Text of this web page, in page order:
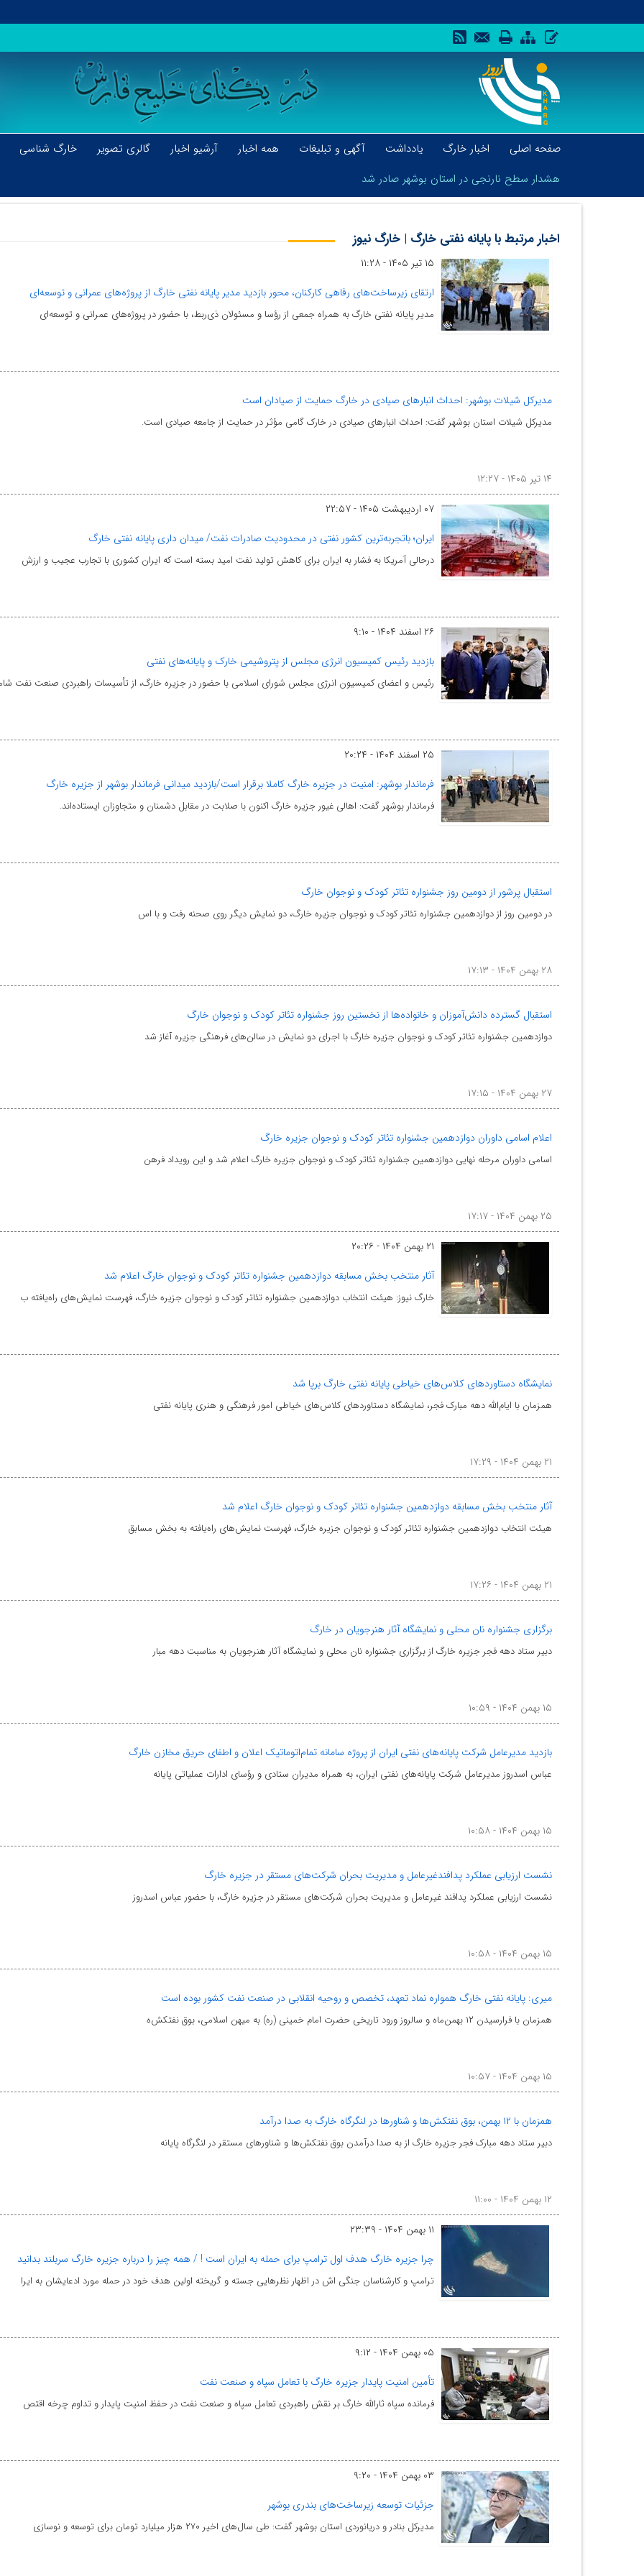
صفحه اصلی اخبار خارگ یادداشت آگهی و تبلیغات همه اخبار آرشیو اخبار گالری تصویر
خارگ شناسی
هشدار سطح نارنجی در استان بوشهر صادر شد
هشدار سطح نارنجی در استان بوشهر صادر شد
اخبار مرتبط با پایانه نفتی خارگ | خارگ نیوز
۱۵ تیر ۱۴۰۵ - ۱۱:۲۸
ارتقای زیرساخت‌های رفاهی کارکنان، محور بازدید مدیر پایانه نفتی خارگ از پروژه‌های عمرانی و توسعه‌ای
مدیر پایانه نفتی خارگ به همراه جمعی از رؤسا و مسئولان ذی‌ربط، با حضور در پروژه‌های عمرانی و توسعه‌ای
مدیرکل شیلات بوشهر: احداث انبارهای صیادی در خارگ حمایت از صیادان است
مدیرکل شیلات استان بوشهر گفت: احداث انبارهای صیادی در خارک گامی مؤثر در حمایت از جامعه صیادی است.
۱۴ تیر ۱۴۰۵ - ۱۲:۲۷
۰۷ اردیبهشت ۱۴۰۵ - ۲۲:۵۷
ایران؛ باتجربه‌ترین کشور نفتی در محدودیت‌ صادرات نفت/ میدان داری پایانه نفتی خارگ
درحالی آمریکا به فشار به ایران برای کاهش تولید نفت امید بسته است که ایران کشوری با تجارب عجیب و ارزش
۲۶ اسفند ۱۴۰۴ - ۹:۱۰
بازدید رئیس کمیسیون انرژی مجلس از پتروشیمی خارک و پایانه‌های نفتی
رئیس و اعضای کمیسیون انرژی مجلس شورای اسلامی با حضور در جزیره خارگ، از تأسیسات راهبردی صنعت نفت
۲۵ اسفند ۱۴۰۴ - ۲۰:۲۴
فرماندار بوشهر: امنیت در جزیره خارگ کاملا برقرار است/بازدید میدانی فرماندار بوشهر از جزیره خارگ
فرماندار بوشهر گفت: اهالی غیور جزیره خارگ اکنون با صلابت در مقابل دشمنان و متجاوزان ایستاده‌اند.
استقبال پرشور از دومین روز جشنواره تئاتر کودک و نوجوان خارگ
در دومین روز از دوازدهمین جشنواره تئاتر کودک و نوجوان جزیره خارگ، دو نمایش دیگر روی صحنه رفت و با اس
۲۸ بهمن ۱۴۰۴ - ۱۷:۱۳
استقبال گسترده دانش‌آموزان و خانواده‌ها از نخستین روز جشنواره تئاتر کودک و نوجوان خارگ
دوازدهمین جشنواره تئاتر کودک و نوجوان جزیره خارگ با اجرای دو نمایش در سالن‌های فرهنگی جزیره آغاز شد
۲۷ بهمن ۱۴۰۴ - ۱۷:۱۵
اعلام اسامی داوران دوازدهمین جشنواره تئاتر کودک و نوجوان جزیره خارگ
اسامی داوران مرحله نهایی دوازدهمین جشنواره تئاتر کودک و نوجوان جزیره خارگ اعلام شد و این رویداد فرهن
۲۵ بهمن ۱۴۰۴ - ۱۷:۱۷
۲۱ بهمن ۱۴۰۴ - ۲۰:۲۶
آثار منتخب بخش مسابقه دوازدهمین جشنواره تئاتر کودک و نوجوان خارگ اعلام شد
خارگ نیوز: هیئت انتخاب دوازدهمین جشنواره تئاتر کودک و نوجوان جزیره خارگ، فهرست نمایش‌های راه‌یافته ب
نمایشگاه دستاوردهای کلاس‌های خیاطی پایانه نفتی خارگ برپا شد
همزمان با ایام‌الله دهه مبارک فجر، نمایشگاه دستاوردهای کلاس‌های خیاطی امور فرهنگی و هنری پایانه نفتی
۲۱ بهمن ۱۴۰۴ - ۱۷:۲۹
آثار منتخب بخش مسابقه دوازدهمین جشنواره تئاتر کودک و نوجوان خارگ اعلام شد
هیئت انتخاب دوازدهمین جشنواره تئاتر کودک و نوجوان جزیره خارگ، فهرست نمایش‌های راه‌یافته به بخش مسابق
۲۱ بهمن ۱۴۰۴ - ۱۷:۲۶
برگزاری جشنواره نان محلی و نمایشگاه آثار هنرجویان در خارگ
دبیر ستاد دهه فجر جزیره خارگ از برگزاری جشنواره نان محلی و نمایشگاه آثار هنرجویان به مناسبت دهه مبار
۱۵ بهمن ۱۴۰۴ - ۱۰:۵۹
بازدید مدیرعامل شرکت پایانه‌های نفتی ایران از پروژه سامانه تمام‌اتوماتیک اعلان و اطفای حریق مخازن خارگ
عباس اسدروز مدیرعامل شرکت پایانه‌های نفتی ایران، به همراه مدیران ستادی و رؤسای ادارات عملیاتی پایانه
۱۵ بهمن ۱۴۰۴ - ۱۰:۵۸
نشست ارزیابی عملکرد پدافندغیرعامل و مدیریت بحران شرکت‌های مستقر در جزیره خارگ
نشست ارزیابی عملکرد پدافند غیرعامل و مدیریت بحران شرکت‌های مستقر در جزیره خارگ، با حضور عباس اسدروز
۱۵ بهمن ۱۴۰۴ - ۱۰:۵۸
میری: پایانه نفتی خارگ همواره نماد تعهد، تخصص و روحیه انقلابی در صنعت نفت کشور بوده است
همزمان با فرارسیدن ۱۲ بهمن‌ماه و سالروز ورود تاریخی حضرت امام خمینی (ره) به میهن اسلامی، بوق نفتکش‌ه
۱۵ بهمن ۱۴۰۴ - ۱۰:۵۷
همزمان با ۱۲ بهمن، بوق نفتکش‌ها و شناورها در لنگرگاه خارگ به صدا درآمد
دبیر ستاد دهه مبارک فجر جزیره خارگ از به صدا درآمدن بوق نفتکش‌ها و شناورهای مستقر در لنگرگاه پایانه
۱۲ بهمن ۱۴۰۴ - ۱۱:۰۰
۱۱ بهمن ۱۴۰۴ - ۲۳:۳۹
چرا جزیره خارگ هدف اول ترامپ برای حمله به ایران است ! / همه چیز را درباره جزیره خارگ سربلند بدانید
ترامپ و کارشناسان جنگی اش در اظهار نظرهایی جسته و گریخته اولین هدف خود در حمله مورد ادعایشان به ایرا
۰۵ بهمن ۱۴۰۴ - ۹:۱۲
تأمین امنیت پایدار جزیره خارگ با تعامل سپاه و صنعت نفت
فرمانده سپاه ثارالله خارگ بر نقش راهبردی تعامل سپاه و صنعت نفت در حفظ امنیت پایدار و تداوم چرخه اقتص
۰۳ بهمن ۱۴۰۴ - ۹:۲۰
جزئیات توسعه زیرساخت‌های بندری بوشهر
مدیرکل بنادر و دریانوردی استان بوشهر گفت: طی سال‌های اخیر ۲۷۰ هزار میلیارد تومان برای توسعه و نوسازی